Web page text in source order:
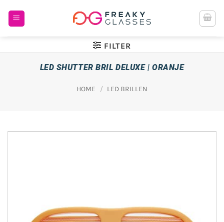
naar
FILTER
LED SHUTTER BRIL DELUXE | ORANJE
HOME / LED BRILLEN